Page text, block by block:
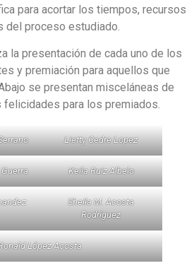
para acortar los tiempos, recursos
del proceso estudiado.
la presentación de cada uno de los
y premiación para aquellos que
se presentan misceláneas de
felicidades para los premiados.
Lietty Cedre Lopez
Keila Ruiz Albelo
Sheila M. Acosta
Rodríguez
López Acosta